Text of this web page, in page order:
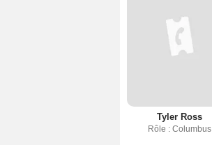
Tyler Ross
Rôle : Columbus